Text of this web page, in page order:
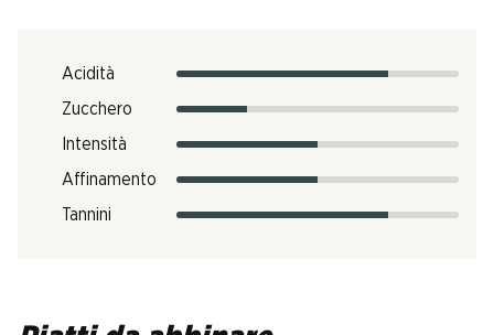
Acidità
Zucchero
Intensità
Affinamento
Tannini